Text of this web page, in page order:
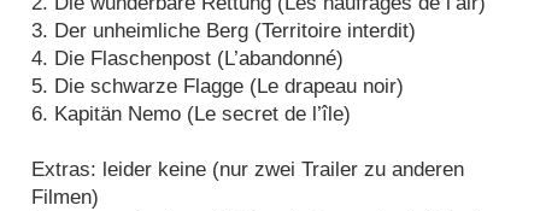
3. Der unheimliche Berg (Territoire interdit)
4. Die Flaschenpost (L’abandonné)
5. Die schwarze Flagge (Le drapeau noir)
6. Kapitän Nemo (Le secret de l’île)
Extras: leider keine (nur zwei Trailer zu anderen
Filmen)